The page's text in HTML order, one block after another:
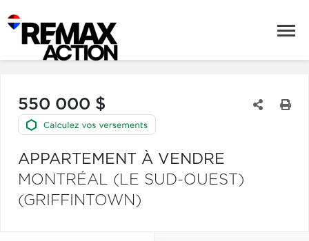
550 000 $
APPARTEMENT À VENDRE
MONTRÉAL (LE SUD-OUEST)
(GRIFFINTOWN)